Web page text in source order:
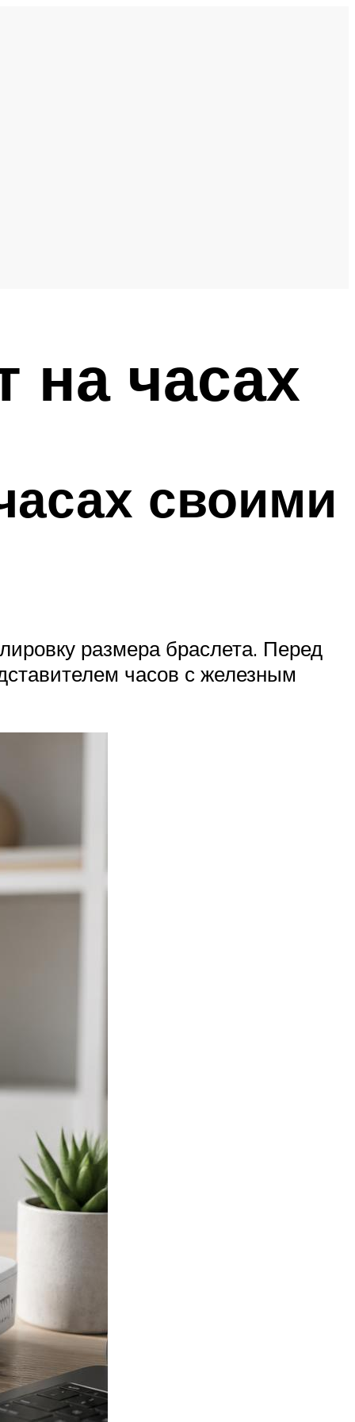
на часах
своими
размера браслета. Перед
часов с железным